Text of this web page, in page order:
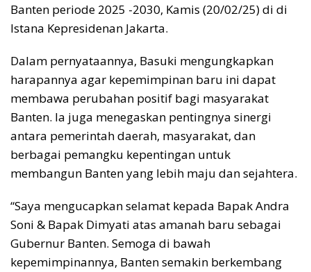
Banten periode 2025 -2030, Kamis (20/02/25) di di
Istana Kepresidenan Jakarta.
Dalam pernyataannya, Basuki mengungkapkan
harapannya agar kepemimpinan baru ini dapat
membawa perubahan positif bagi masyarakat
Banten. Ia juga menegaskan pentingnya sinergi
antara pemerintah daerah, masyarakat, dan
berbagai pemangku kepentingan untuk
membangun Banten yang lebih maju dan sejahtera.
“Saya mengucapkan selamat kepada Bapak Andra
Soni & Bapak Dimyati atas amanah baru sebagai
Gubernur Banten. Semoga di bawah
kepemimpinannya, Banten semakin berkembang